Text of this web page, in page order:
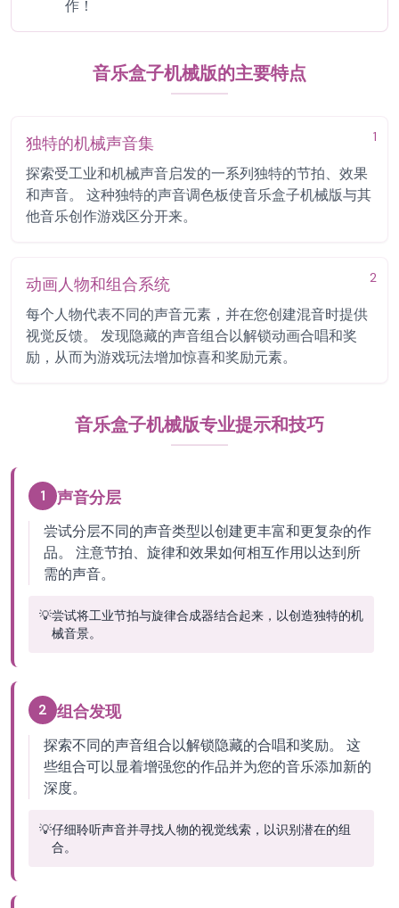
作！
音乐盒子机械版的主要特点
1
独特的机械声音集
探索受工业和机械声音启发的一系列独特的节拍、效果
和声音。 这种独特的声音调色板使音乐盒子机械版与其
他音乐创作游戏区分开来。
2
动画人物和组合系统
每个人物代表不同的声音元素，并在您创建混音时提供
视觉反馈。 发现隐藏的声音组合以解锁动画合唱和奖
励，从而为游戏玩法增加惊喜和奖励元素。
音乐盒子机械版专业提示和技巧
1 声音分层
尝试分层不同的声音类型以创建更丰富和更复杂的作
品。 注意节拍、旋律和效果如何相互作用以达到所
需的声音。
💡尝试将工业节拍与旋律合成器结合起来，以创造独特的机
械音景。
2 组合发现
探索不同的声音组合以解锁隐藏的合唱和奖励。 这
些组合可以显着增强您的作品并为您的音乐添加新的
深度。
💡仔细聆听声音并寻找人物的视觉线索，以识别潜在的组
合。